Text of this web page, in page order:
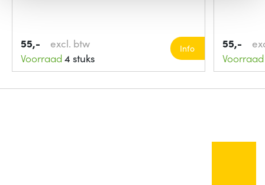
55,-
excl. btw
Voorraad 4 stuks
Info 55,-
Voorraad